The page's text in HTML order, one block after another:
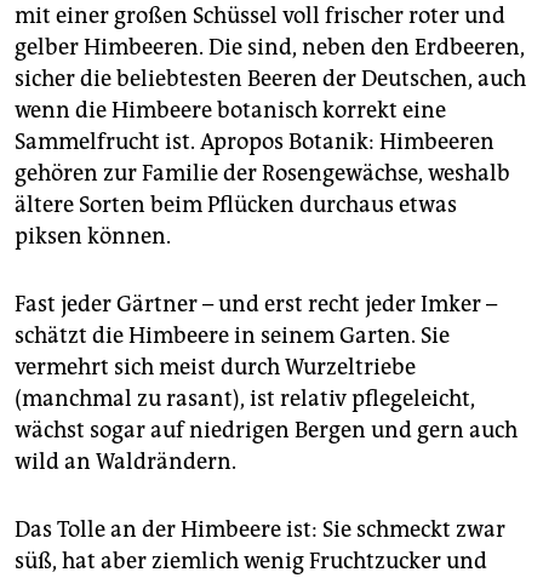
berlin
nord
wahrheit
verlag
verlag
shop
fragen & hilfe
unterstützen
abo
epaper login
mit einer großen Schüssel voll frischer roter und
gelber Himbeeren. Die sind, neben den Erdbeeren,
sicher die beliebtesten Beeren der Deutschen, auch
wenn die Himbeere botanisch korrekt eine
Sammelfrucht ist. Apropos Botanik: Himbeeren
gehören zur Familie der Rosengewächse, weshalb
ältere Sorten beim Pflücken durchaus etwas
piksen können.
Fast jeder Gärtner – und erst recht jeder Imker –
schätzt die Himbeere in seinem Garten. Sie
vermehrt sich meist durch Wurzeltriebe
(manchmal zu rasant), ist relativ pflegeleicht,
wächst sogar auf niedrigen Bergen und gern auch
wild an Waldrändern.
Das Tolle an der Himbeere ist: Sie schmeckt zwar
süß, hat aber ziemlich wenig Frucht­zucker und